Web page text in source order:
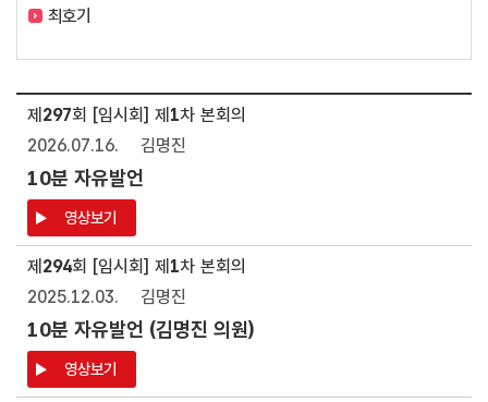
최호기
제 297회 [임시회] 제 1차 본회의
2026.07.16.
김명진
10분 자유발언
영상보기
제 294회 [임시회] 제 1차 본회의
2025.12.03.
김명진
10분 자유발언 (김명진 의원)
영상보기